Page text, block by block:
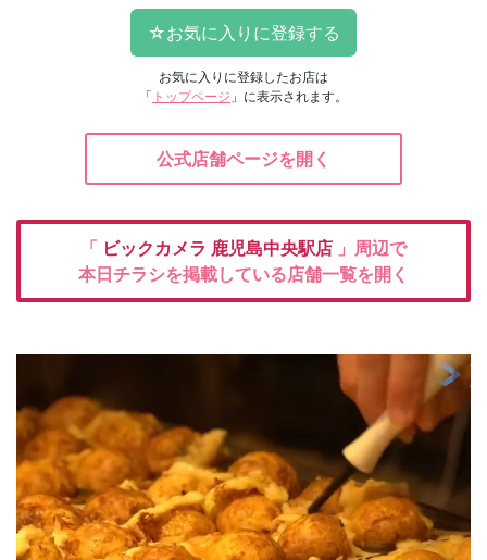
お気に入りに登録したお店は
「 トップページ 」に表示されます。
公式店舗ページを開く
「 ビックカメラ 鹿児島中央駅店 」周辺で
本日チラシを掲載している店舗一覧を開く